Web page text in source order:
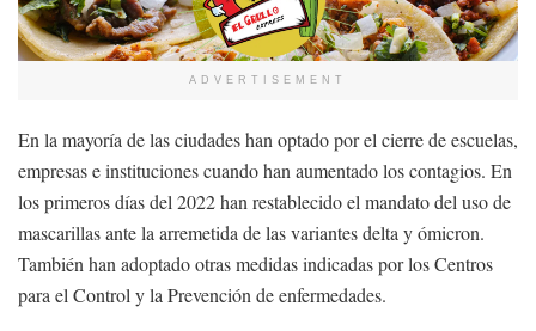
ADVERTISEMENT
En la mayoría de las ciudades han optado por el cierre de escuelas,
empresas e instituciones cuando han aumentado los contagios. En
los primeros días del 2022 han restablecido el mandato del uso de
mascarillas ante la arremetida de las variantes delta y ómicron.
También han adoptado otras medidas indicadas por los Centros
para el Control y la Prevención de enfermedades.